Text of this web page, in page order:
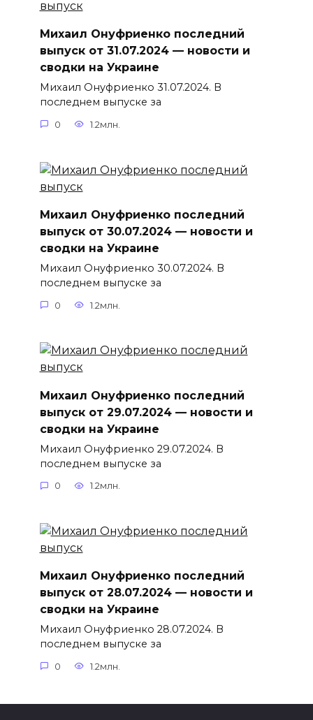
Михаил Онуфриенко последний
выпуск от 31.07.2024 — новости и
сводки на Украине
Михаил Онуфриенко 31.07.2024. В
последнем выпуске за
0 1.2млн.
Михаил Онуфриенко последний
выпуск от 30.07.2024 — новости и
сводки на Украине
Михаил Онуфриенко 30.07.2024. В
последнем выпуске за
0 1.2млн.
Михаил Онуфриенко последний
выпуск от 29.07.2024 — новости и
сводки на Украине
Михаил Онуфриенко 29.07.2024. В
последнем выпуске за
0 1.2млн.
Михаил Онуфриенко последний
выпуск от 28.07.2024 — новости и
сводки на Украине
Михаил Онуфриенко 28.07.2024. В
последнем выпуске за
0 1.2млн.